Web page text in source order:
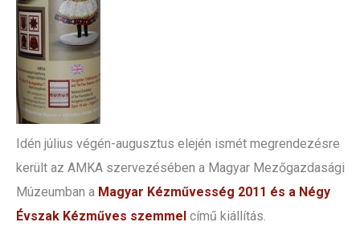
Idén július végén-augusztus elején ismét megrendezésre
került az AMKA szervezésében a Magyar Mezőgazdasági
Múzeumban a Magyar Kézművesség 2011 és a Négy
Évszak Kézműves szemmel című kiállítás.